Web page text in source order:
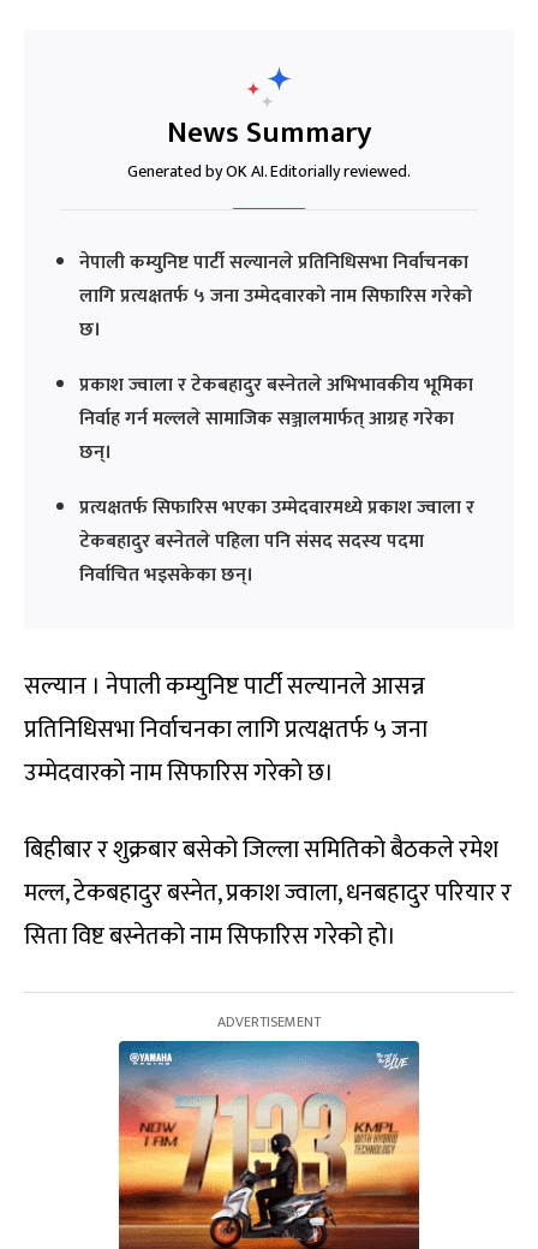
News Summary
Generated by OK AI. Editorially reviewed.
नेपाली कम्युनिष्ट पार्टी सल्यानले प्रतिनिधिसभा निर्वाचनका
लागि प्रत्यक्षतर्फ ५ जना उम्मेदवारको नाम सिफारिस गरेको
छ।
प्रकाश ज्वाला र टेकबहादुर बस्नेतले अभिभावकीय भूमिका
निर्वाह गर्न मल्लले सामाजिक सञ्जालमार्फत् आग्रह गरेका
छन्।
प्रत्यक्षतर्फ सिफारिस भएका उम्मेदवारमध्ये प्रकाश ज्वाला र
टेकबहादुर बस्नेतले पहिला पनि संसद सदस्य पदमा
निर्वाचित भइसकेका छन्।
सल्यान । नेपाली कम्युनिष्ट पार्टी सल्यानले आसन्न
प्रतिनिधिसभा निर्वाचनका लागि प्रत्यक्षतर्फ ५ जना
उम्मेदवारको नाम सिफारिस गरेको छ।
बिहीबार र शुक्रबार बसेको जिल्ला समितिको बैठकले रमेश
मल्ल, टेकबहादुर बस्नेत, प्रकाश ज्वाला, धनबहादुर परियार र
सिता विष्ट बस्नेतको नाम सिफारिस गरेको हो।